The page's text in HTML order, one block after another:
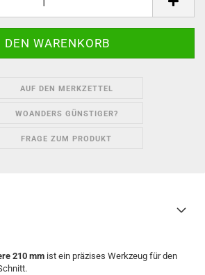
AUF DEN MERKZETTEL
WOANDERS GÜNSTIGER?
FRAGE ZUM PRODUKT
210 mm ist ein präzises Werkzeug für den